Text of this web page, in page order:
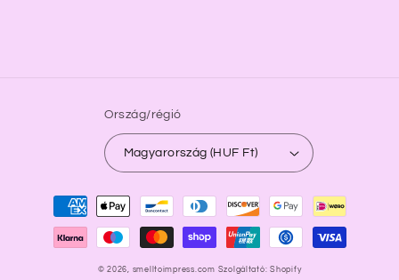
Ország/régió
Magyarország (HUF Ft)
Fizetési
módok
© 2026, smelltoimpress.com Szolgáltató: Shopify